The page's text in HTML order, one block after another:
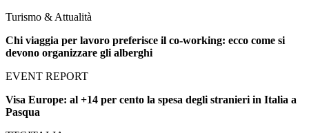
Turismo & Attualità
Chi viaggia per lavoro preferisce il co-working: ecco come si
devono organizzare gli alberghi
EVENT REPORT
Visa Europe: al +14 per cento la spesa degli stranieri in Italia a
Pasqua